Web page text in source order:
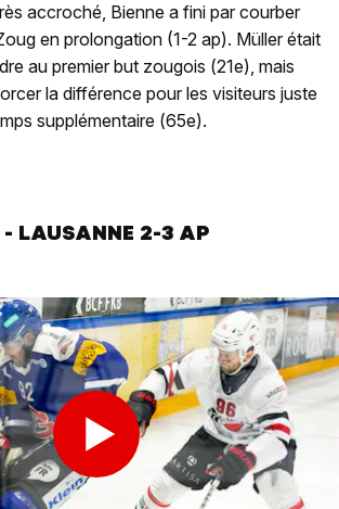
accroché, Bienne a fini par courber
en prolongation (1-2 ap). Müller était
au premier but zougois (21e), mais
la différence pour les visiteurs juste
supplémentaire (65e).
- LAUSANNE 2-3 AP